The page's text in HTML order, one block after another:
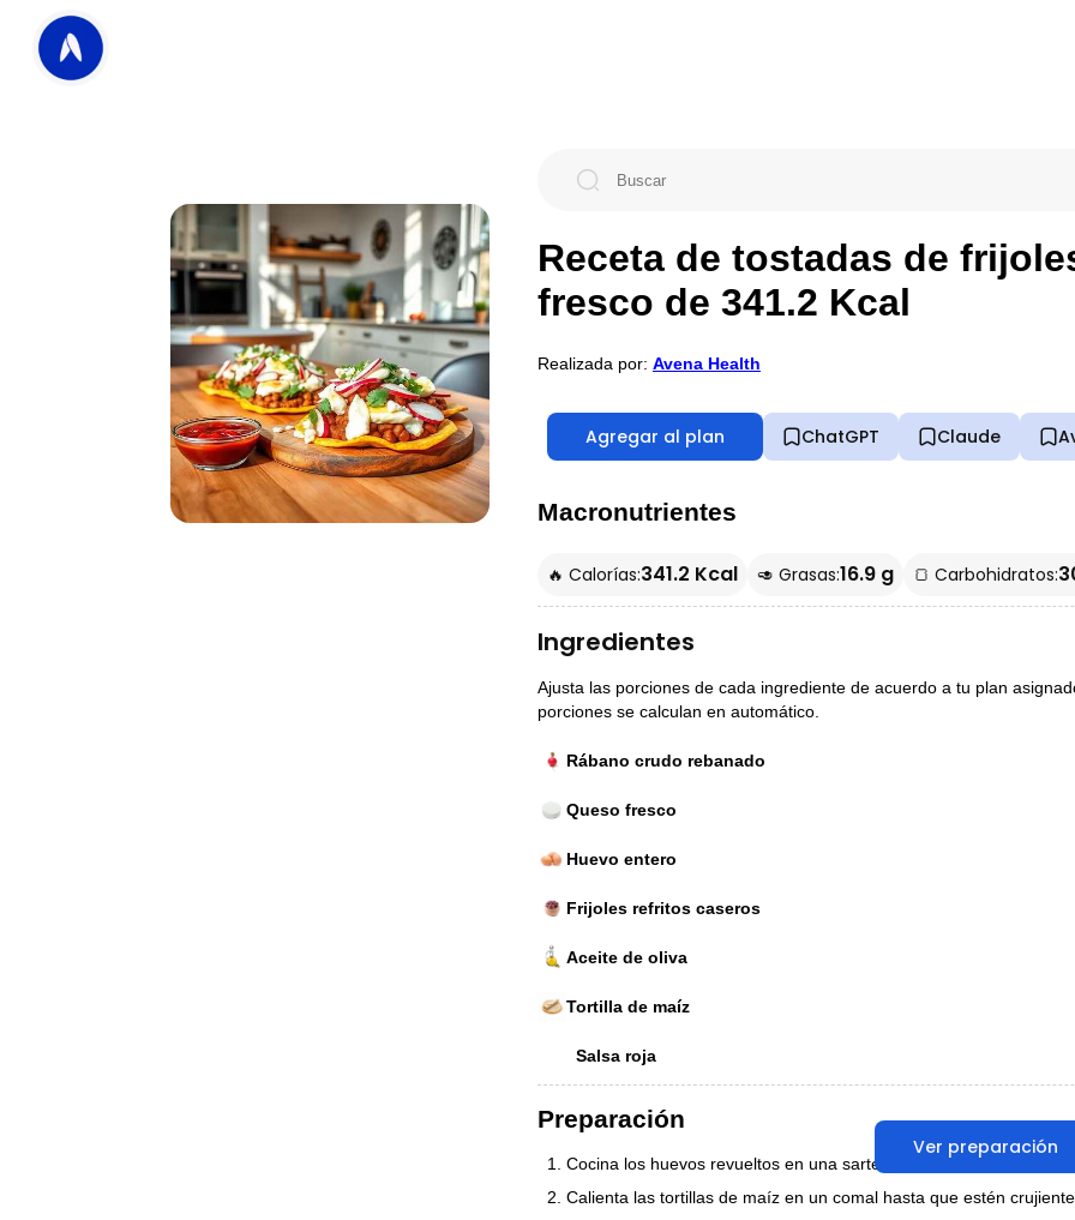
Receta de tostadas de
fresco de 341.2 Kcal
Realizada por: Avena Health
Agregar al plan ChatGPT Claude
Macronutrientes
🔥 Calorías:341.2 Kcal 🥑 Grasas:16.9 g 🍞 Carbohidratos:
Ingredientes
Ajusta las porciones de cada ingrediente de acuerdo a tu plan
porciones se calculan en automático.
Rábano crudo rebanado
Queso fresco
Huevo entero
Frijoles refritos caseros
Aceite de oliva
Tortilla de maíz
Salsa roja
Ver preparación
Preparación
Cocina los huevos revueltos en una sartén con un poco de aceite
Calienta las tortillas de maíz en un comal hasta que estén